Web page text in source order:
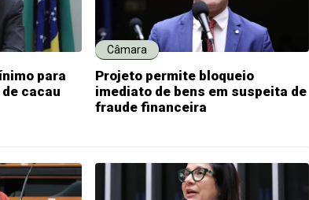
para
cacau
Câmara
Projeto permite bloqueio
imediato de bens em suspeita de
fraude financeira